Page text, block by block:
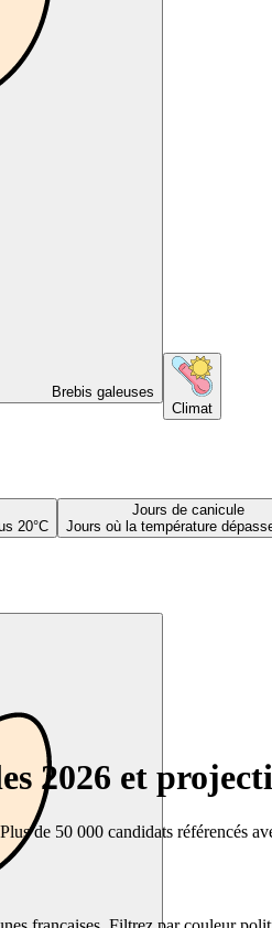
Brebis galeuses
Climat
20°C
Jours de canicule
Jours où la température
2026 et
de 50 000 candidats référencés